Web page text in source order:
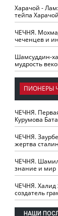
Харачой -
тейпа Харачой
ЧЕЧНЯ.
чеченцев и
Шамсуддин-
мудрость
ПИОНЕРЫ
ЧЕЧНЯ.
Курумова
ЧЕЧНЯ.
жертва
ЧЕЧНЯ.
знание и мир
ЧЕЧНЯ. Халид
создатель
НАШИ